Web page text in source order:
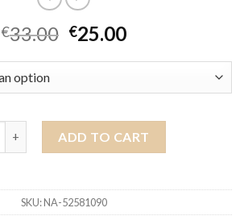
€33.00 €25.00
ADD TO CART
SKU:NA-52581090